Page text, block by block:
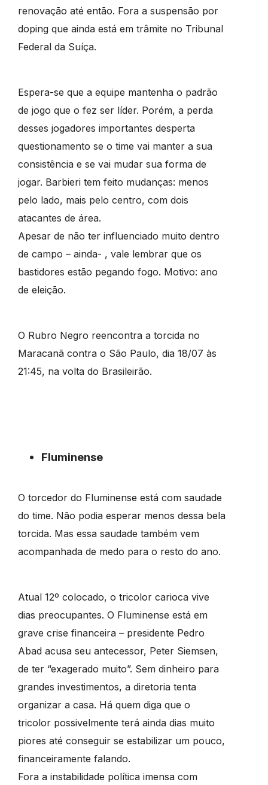
renovação até então. Fora a suspensão por
doping que ainda está em trâmite no Tribunal
Federal da Suíça.
Espera-se que a equipe mantenha o padrão
de jogo que o fez ser líder. Porém, a perda
desses jogadores importantes desperta
questionamento se o time vai manter a sua
consistência e se vai mudar sua forma de
jogar. Barbieri tem feito mudanças: menos
pelo lado, mais pelo centro, com dois
atacantes de área.
Apesar de não ter influenciado muito dentro
de campo – ainda- , vale lembrar que os
bastidores estão pegando fogo. Motivo: ano
de eleição.
O Rubro Negro reencontra a torcida no
Maracanã contra o São Paulo, dia 18/07 às
21:45, na volta do Brasileirão.
Fluminense
O torcedor do Fluminense está com saudade
do time. Não podia esperar menos dessa bela
torcida. Mas essa saudade também vem
acompanhada de medo para o resto do ano.
Atual 12º colocado, o tricolor carioca vive
dias preocupantes. O Fluminense está em
grave crise financeira – presidente Pedro
Abad acusa seu antecessor, Peter Siemsen,
de ter “exagerado muito”. Sem dinheiro para
grandes investimentos, a diretoria tenta
organizar a casa. Há quem diga que o
tricolor possivelmente terá ainda dias muito
piores até conseguir se estabilizar um pouco,
financeiramente falando.
Fora a instabilidade política imensa com